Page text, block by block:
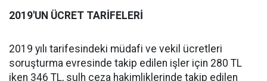
2019'UN ÜCRET TARİFELERİ
2019 yılı tarifesindeki müdafi ve vekil ücretleri
soruşturma evresinde takip edilen işler için 280 TL
iken 346 TL, sulh ceza hakimliklerinde takip edilen